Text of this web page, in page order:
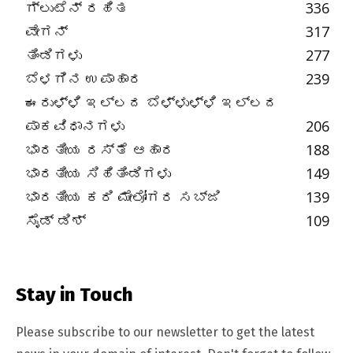
ಗ್ಲುಟೆನ್ ರಹಿತ
336
ವೇಗನ್
317
ತಿಂಡಿಗಳು
277
ಬೆಳಗಿನ ಉಪಾಹಾರ
239
ಈರುಳ್ಳಿ ಇಲ್ಲದ ಬೆಳ್ಳುಳ್ಳಿ ಇಲ್ಲದ
ಪಾಕವಿಧಾನಗಳು
206
ಭಾರತೀಯ ರಸ್ತೆ ಆಹಾರ
188
ಭಾರತೀಯ ಸಿಹಿತಿಂಡಿಗಳು
149
ಭಾರತೀಯ ಕರಿ ಮೇಲೋಗರ ಸಬ್ಜಿ
139
ಸೈಡ್ ಡಿಶ್
109
Stay in Touch
Please subscribe to our newsletter to get the latest